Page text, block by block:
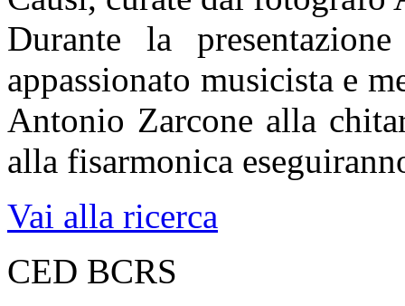
Durante la
appassionato musicista e
Antonio Zarcone alla
alla fisarmonica
Vai alla ricerca
CED BCRS